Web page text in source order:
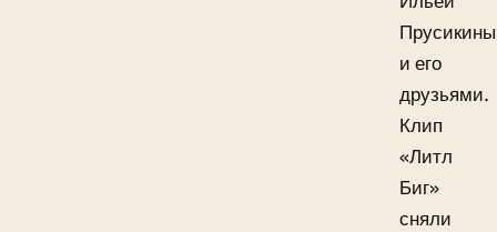
и его
друзьями.
Клип
«Литл
Биг»
сняли